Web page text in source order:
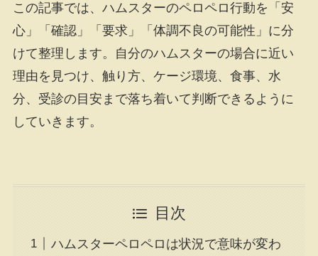
この記事では、ハムスターのペロペロ行動を「安
心」「確認」「要求」「体調不良の可能性」に分
けて整理します。自分のハムスターの場合に近い
理由を見つけ、触り方、ケージ環境、食事、水
分、受診の目安まで落ち着いて判断できるように
していきます。
目次
ハムスターペロペロは状況で意味が変わ